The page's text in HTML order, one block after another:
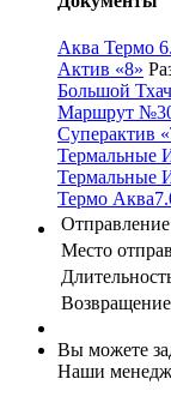
Аква Термо
Актив «8»
Большой
Маршрут
Суперактив
Термальные
Термальные
Термо
Отправление
Место
Возвращение
Вы можете
Наши